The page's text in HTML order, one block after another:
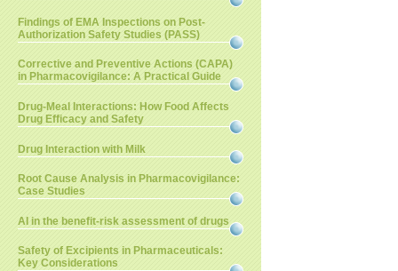
Findings of EMA Inspections on Post-
Authorization Safety Studies (PASS)
Corrective and Preventive Actions (CAPA)
in Pharmacovigilance: A Practical Guide
Drug-Meal Interactions: How Food Affects
Drug Efficacy and Safety
Drug Interaction with Milk
Root Cause Analysis in Pharmacovigilance:
Case Studies
AI in the benefit-risk assessment of drugs
Safety of Excipients in Pharmaceuticals:
Key Considerations